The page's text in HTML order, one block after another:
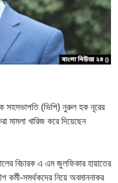
সহসভাপতি (ভিপি) নুরুল হক নূরের
মামলা খারিজ করে দিয়েছেন
বিচারক এ এম জুলফিকার হায়াতের
সমর্থকদের নিয়ে অবমাননাকর